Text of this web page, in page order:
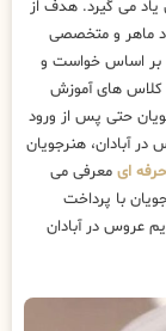
می گیرد. هدف از
ماهر و متخصصی
بر اساس خواست و
کلاس های آموزش
حتی پس از ورود
در آبادان، هنرجویان
ای معرفی می
با پرداخت
عروس در آبادان